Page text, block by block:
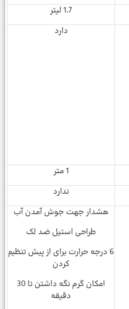
1.7 لیتر
دارد
1 متر
ندارد
هشدار جهت جوش آمدن آب
طراحی استیل ضد لک
6 درجه حرارت برای از پیش تنظیم
کردن
امکان گرم نگه داشتن تا 30
دقیقه